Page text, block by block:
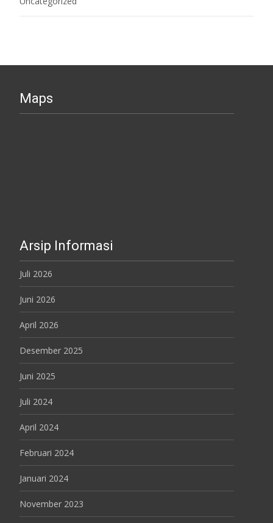
Maps
Arsip Informasi
Juli 2026
Juni 2026
April 2026
Desember 2025
Juni 2025
Juli 2024
April 2024
Februari 2024
Januari 2024
November 2023